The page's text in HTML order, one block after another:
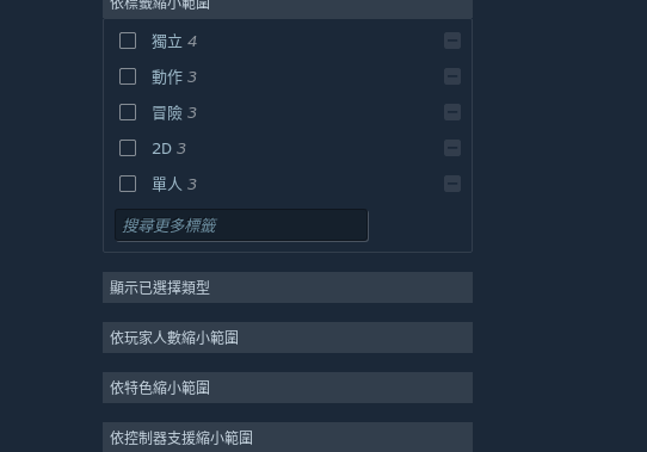
獨立 4
動作 3
冒險 3
2D 3
單人 3
2D 平台 3
設計及繪圖
工具
角色扮演
大型多人
顯示已選擇類型
依玩家人數縮小範圍
依特色縮小範圍
依控制器支援縮小範圍